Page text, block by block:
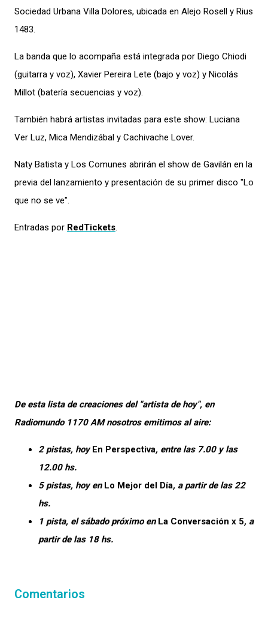
Sociedad Urbana Villa Dolores, ubicada en Alejo Rosell y Rius
1483.
La banda que lo acompaña está integrada por Diego Chiodi
(guitarra y voz), Xavier Pereira Lete (bajo y voz) y Nicolás
Millot (batería secuencias y voz).
También habrá artistas invitadas para este show: Luciana
Ver Luz, Mica Mendizábal y Cachivache Lover.
Naty Batista y Los Comunes abrirán el show de Gavilán en la
previa del lanzamiento y presentación de su primer disco "Lo
que no se ve".
Entradas por RedTickets.
De esta lista de creaciones del "artista de hoy", en
Radiomundo 1170 AM nosotros emitimos al aire:
2 pistas, hoyEn Perspectiva, entre las 7.00 y las
12.00 hs.
5 pistas, hoy en Lo Mejor del Día, a partir de las 22
hs.
1 pista, el sábado próximo en La Conversación x 5, a
partir de las 18 hs.
Comentarios